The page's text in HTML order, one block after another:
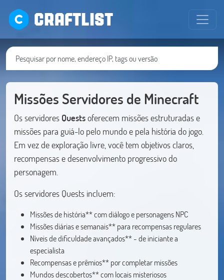
CRAFTLIST
Missões Servidores de Minecraft
Os servidores Questsoferecem missões estruturadas e
missões para guiá-lo pelo mundo e pela história do jogo.
Em vez de exploração livre, você tem objetivos claros,
recompensas e desenvolvimento progressivo do
personagem.
Os servidores Quests incluem:
Missões de história** com diálogo e personagens NPC
Missões diárias e semanais** para recompensas regulares
Níveis de dificuldade avançados** - de iniciante a
especialista
Recompensas e prêmios** por completar missões
Mundos descobertos** com locais misteriosos